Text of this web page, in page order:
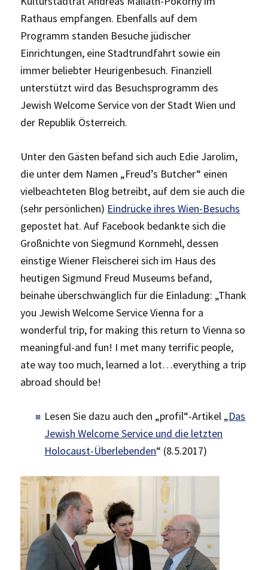
Rathaus empfangen. Ebenfalls auf dem
Programm standen Besuche jüdischer
Einrichtungen, eine Stadtrundfahrt sowie ein
immer beliebter Heurigenbesuch. Finanziell
unterstützt wird das Besuchsprogramm des
Jewish Welcome Service von der Stadt Wien und
der Republik Österreich.
Unter den Gästen befand sich auch Edie Jarolim,
die unter dem Namen „Freud’s Butcher“ einen
vielbeachteten Blog betreibt, auf dem sie auch die
(sehr persönlichen) Eindrücke ihres Wien-Besuchs
gepostet hat. Auf Facebook bedankte sich die
Großnichte von Siegmund Kornmehl, dessen
einstige Wiener Fleischerei sich im Haus des
heutigen Sigmund Freud Museums befand,
beinahe überschwänglich für die Einladung: „Thank
you Jewish Welcome Service Vienna for a
wonderful trip, for making this return to Vienna so
meaningful-and fun! I met many terrific people,
ate way too much, learned a lot…everything a trip
abroad should be!
Lesen Sie dazu auch den „profil“-Artikel „Das
Jewish Welcome Service und die letzten
Holocaust-Überlebenden“ (8.5.2017)